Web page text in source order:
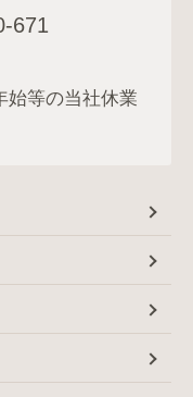
671
始等の当社休業